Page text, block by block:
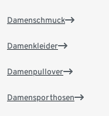
Damenschmuck
Damenkleider
Damenpullover
Damensporthosen